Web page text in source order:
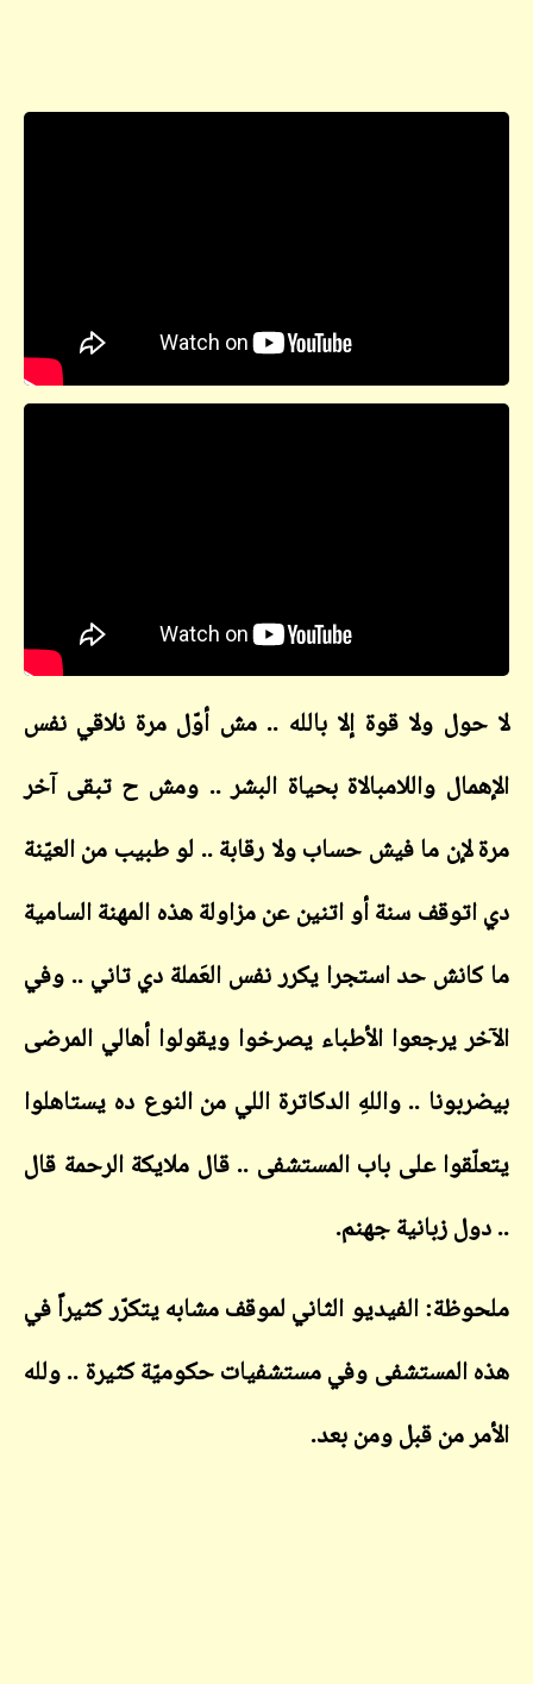
لا حول ولا قوة إلا بالله .. مش أوّل مرة نلاقي نفس
الإهمال واللامبالاة بحياة البشر .. ومش ح تبقى آخر
مرة لإن ما فيش حساب ولا رقابة .. لو طبيب من العيّنة
دي اتوقف سنة أو اتنين عن مزاولة هذه المهنة السامية
ما كانش حد استجرا يكرر نفس العَملة دي تاني .. وفي
الآخر يرجعوا الأطباء يصرخوا ويقولوا أهالي المرضى
بيضربونا .. واللهِ الدكاترة اللي من النوع ده يستاهلوا
يتعلّقوا على باب المستشفى .. قال ملايكة الرحمة قال
.. دول زبانية جهنم.
ملحوظة: الفيديو الثاني لموقف مشابه يتكرّر كثيراً في
هذه المستشفى وفي مستشفيات حكوميّة كثيرة .. ولله
الأمر من قبل ومن بعد.